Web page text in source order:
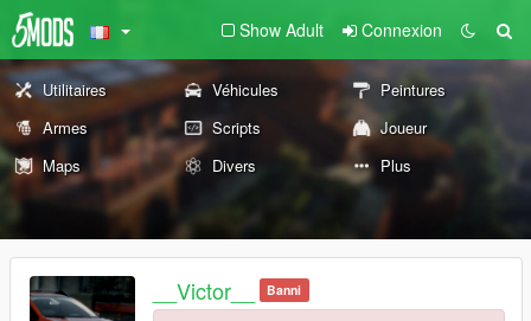
Show Adult Connexion
Utilitaires Véhicules
Peintures
Armes
Scripts
Joueur
Maps
Divers Plus
__Victor__ Banni